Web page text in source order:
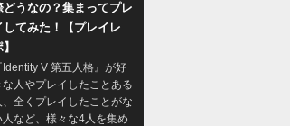
どうなの？集まってプレ
してみた！【プレイレ
Identity V 第五人格』が好
な人やプレイしたことある
、全くプレイしたことがな
人など、様々な4人を集め